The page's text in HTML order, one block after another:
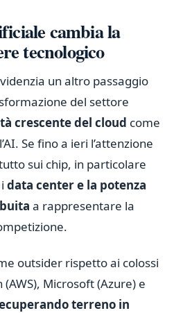
cambia la
tecnologico
un altro passaggio
del settore
crescente del cloud come
Se fino a ieri l’attenzione
sui chip, in particolare
data center e la potenza
a rappresentare la
outsider rispetto ai colossi
Microsoft (Azure) e
terreno in